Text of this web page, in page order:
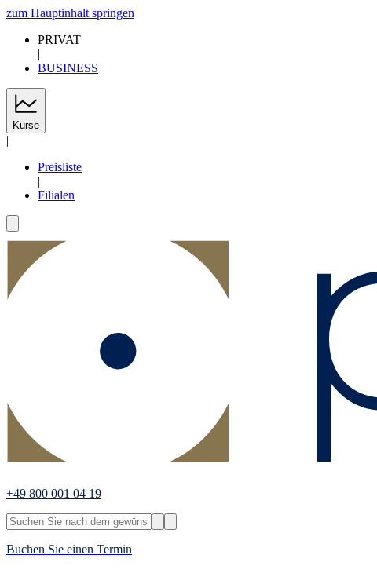
zum Hauptinhalt springen
PRIVAT
|
BUSINESS
Kurse
|
Preisliste
|
Filialen
+49 800 001 04 19
Buchen Sie einen Termin